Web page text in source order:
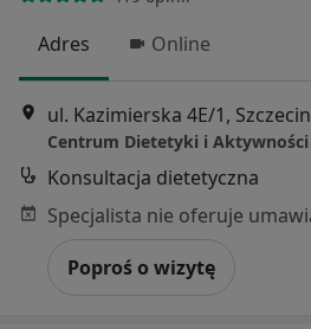
Adres Online
ul. Kazimierska 4E/1, Szczecin
Centrum Dietetyki i Aktywności
Konsultacja dietetyczna
Poproś o wizytę